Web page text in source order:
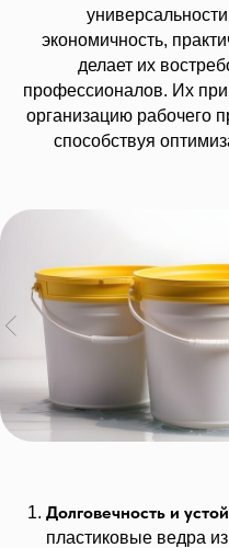
экономичность,
делает их
профессионалов. Их
организацию рабочего
способствуя
Долговечность и
пластиковые ведра